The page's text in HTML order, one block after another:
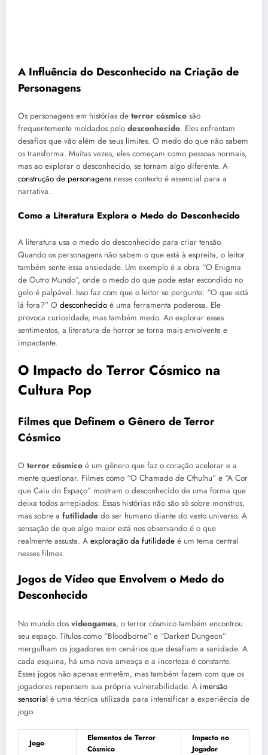
A Influência do Desconhecido na Criação de
Personagens
Os personagens em histórias de terror cósmico são
frequentemente moldados pelo desconhecido. Eles enfrentam
desafios que vão além de seus limites. O medo do que não sabem
os transforma. Muitas vezes, eles começam como pessoas normais,
mas ao explorar o desconhecido, se tornam algo diferente. A
construção de personagens nesse contexto é essencial para a
narrativa.
Como a Literatura Explora o Medo do Desconhecido
A literatura usa o medo do desconhecido para criar tensão.
Quando os personagens não sabem o que está à espreita, o leitor
também sente essa ansiedade. Um exemplo é a obra “O Enigma
de Outro Mundo”, onde o medo do que pode estar escondido no
gelo é palpável. Isso faz com que o leitor se pergunte: “O que está
lá fora?” O desconhecido é uma ferramenta poderosa. Ele
provoca curiosidade, mas também medo. Ao explorar esses
sentimentos, a literatura de horror se torna mais envolvente e
impactante.
O Impacto do Terror Cósmico na
Cultura Pop
Filmes que Definem o Gênero de Terror
Cósmico
O terror cósmico é um gênero que faz o coração acelerar e a
mente questionar. Filmes como “O Chamado de Cthulhu” e “A Cor
que Caiu do Espaço” mostram o desconhecido de uma forma que
deixa todos arrepiados. Essas histórias não são só sobre monstros,
mas sobre a futilidade do ser humano diante do vasto universo. A
sensação de que algo maior está nos observando é o que
realmente assusta. A exploração da futilidade é um tema central
nesses filmes.
Jogos de Vídeo que Envolvem o Medo do
Desconhecido
No mundo dos videogames, o terror cósmico também encontrou
seu espaço. Títulos como “Bloodborne” e “Darkest Dungeon”
mergulham os jogadores em cenários que desafiam a sanidade. A
cada esquina, há uma nova ameaça e a incerteza é constante.
Esses jogos não apenas entretêm, mas também fazem com que os
jogadores repensem sua própria vulnerabilidade. A imersão
sensorial é uma técnica utilizada para intensificar a experiência de
jogo.
Jogo
Elementos de Terror
Cósmico
Impacto no
Jogador